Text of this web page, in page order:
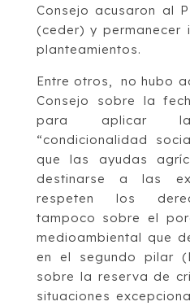
Consejo acusaron al
(ceder) y permanecer
planteamientos.
Entre otros, no hubo
Consejo sobre la
para aplicar la
“condicionalidad
que las ayudas
destinarse a las
respeten los
tampoco sobre el
medioambiental que
en el segundo pilar
sobre la reserva de
situaciones